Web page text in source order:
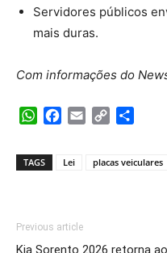
Servidores públicos
mais duras.
Com informações do
WhatsApp
Facebook
Email Copy
TAGS Lei placas veiculares
Previous article
Kia Sorento 2026 retorna ao